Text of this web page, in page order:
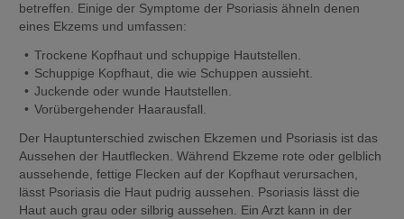
betreffen. Einige der Symptome der Psoriasis ähneln denen
eines Ekzems und umfassen:
Trockene Kopfhaut und schuppige Hautstellen.
Schuppige Kopfhaut, die wie Schuppen aussieht.
Juckende oder wunde Hautstellen.
Vorübergehender Haarausfall.
Der Hauptunterschied zwischen Ekzemen und Psoriasis ist das
Aussehen der Hautflecken. Während Ekzeme rote oder gelblich
aussehende, fettige Flecken auf der Kopfhaut verursachen,
lässt Psoriasis die Haut pudrig aussehen. Psoriasis lässt die
Haut auch grau oder silbrig aussehen. Ein Arzt kann in der